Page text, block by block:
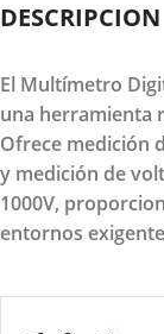
DESCRIPCION
El Multímetro
una herramienta
Ofrece medición
y medición de
1000V,
entornos